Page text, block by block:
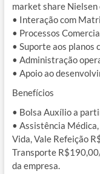
market share
• Interação com
• Processos
• Suporte aos planos
• Administração
• Apoio ao
Benefícios
• Bolsa Auxílio a
• Assistência
Vida, Vale Refeição
Transporte
da empresa.